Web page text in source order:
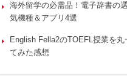
海外留学の必需品！電子辞書の
気機種＆アプリ4選
English Fella2のTOEFL授業を丸
てみた感想